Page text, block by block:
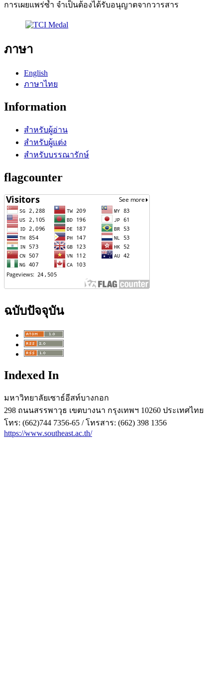
การเผยแพร่ซ้ำ จำเป็นต้องได้รับอนุญาตจากวารสาร
ภาษา
English
ภาษาไทย
Information
สำหรับผู้อ่าน
สำหรับผู้แต่ง
สำหรับบรรณารักษ์
flagcounter
ฉบับปัจจุบัน
Indexed In
มหาวิทยาลัยเซาธ์อีสท์บางกอก
298 ถนนสรรพาวุธ เขตบางนา กรุงเทพฯ 10260 ประเทศไทย
โทร: (662)744 7356-65 / โทรสาร: (662) 398 1356
https://www.southeast.ac.th/